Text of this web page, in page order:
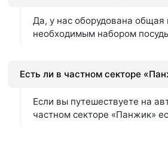
Да, у нас оборудована общая
необходимым набором
Есть ли в частном секторе
Если вы путешествуете на
частном секторе «Панжик»